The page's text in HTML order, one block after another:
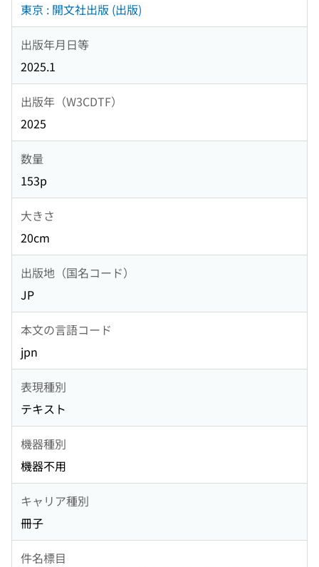
東京 : 開文社出版 (出版)
出版年月日等
2025.1
出版年（W3CDTF）
2025
数量
153p
大きさ
20cm
出版地（国名コード）
JP
本文の言語コード
jpn
表現種別
テキスト
機器種別
機器不用
キャリア種別
冊子
件名標目